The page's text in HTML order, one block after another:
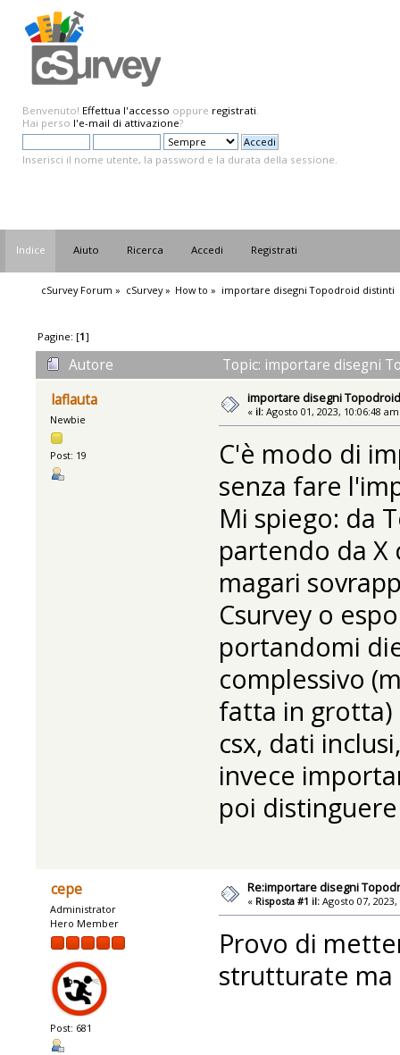
Benvenuto! Effettua l'accesso oppure registrati.
Hai perso l'e-mail di attivazione?
Inserisci il nome utente, la password e la durata della sessione.
Indice Aiuto Ricerca Accedi Registrati
cSurvey Forum » cSurvey» How to » importare disegni Topodroid distinti
Pagine: [1]
Autore
Topic: importare disegni
laflauta
Newbie
Post: 19
importare disegni
« il: Agosto 01, 2023, 10:06:48
C'è modo di
senza fare
Mi spiego: da
partendo da X
magari
Csurvey o
portandomi
complessivo
fatta in grotta)
csx, dati
invece
poi
cepe
Administrator
Hero Member
Post: 681
Re:importare disegni
« Risposta #1 il: Agosto 07,
Provo di
strutturate ma